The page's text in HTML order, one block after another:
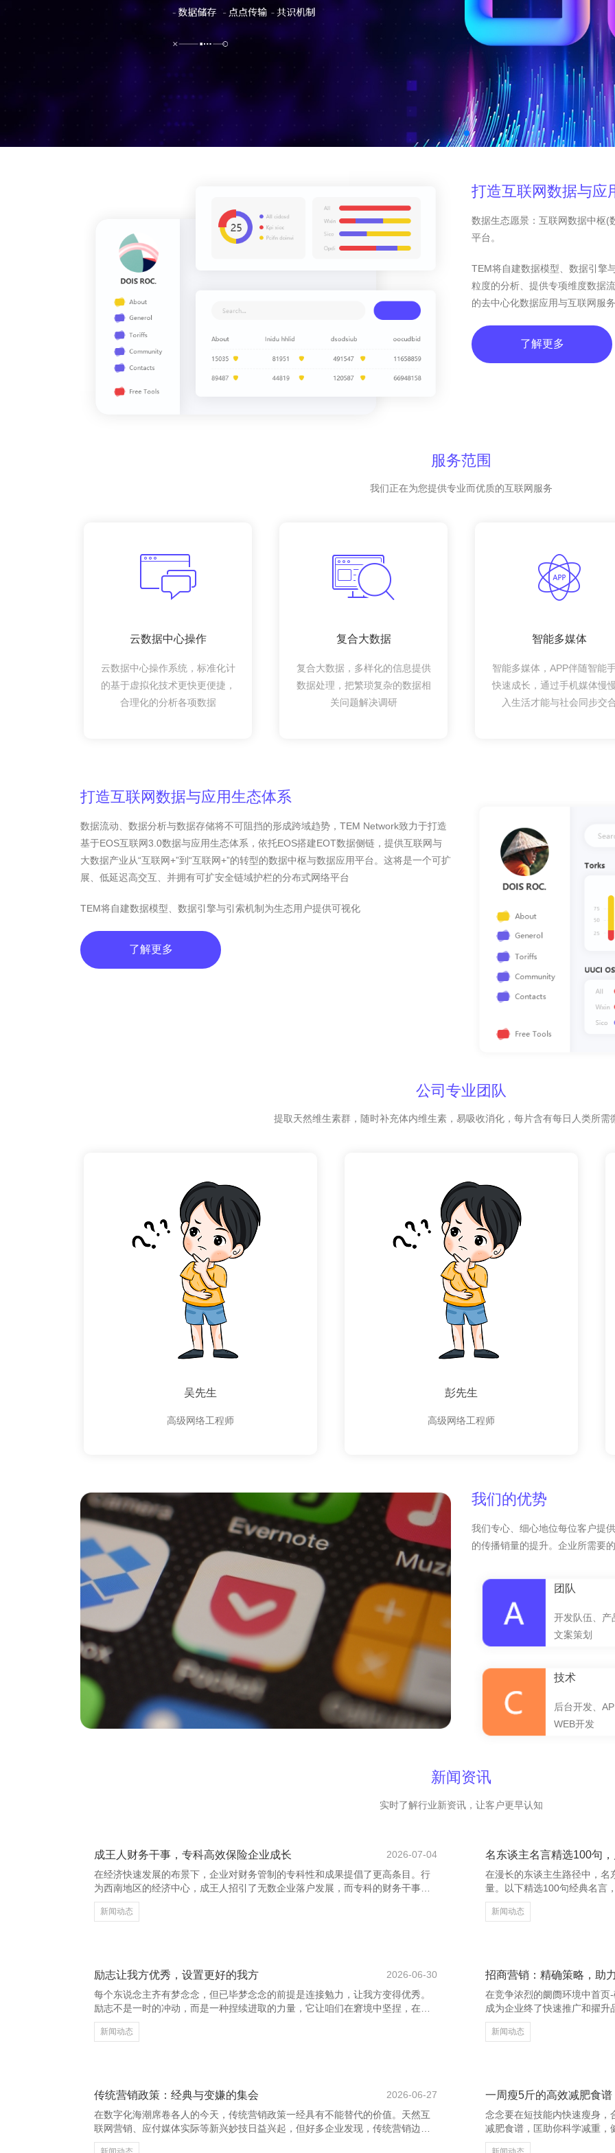
打造互联网数据与应
数据生态愿景：互联网数据中枢(
平台。
TEM将自建数据模型、数据引擎
粒度的分析、提供专项维度数据
的去中心化数据应用与互联网服
了解更多
服务范围
我们正在为您提供专业而优质的互联网服务
云数据中心操作
云数据中心操作系统，标准化计
的基于虚拟化技术更快更便捷，
合理化的分析各项数据
复合大数据
复合大数据，多样化的信息提供
数据处理，把繁琐复杂的数据相
关问题解决调研
智能多媒体
智能多媒体，APP伴随智能
快速成长，通过手机媒体慢
入生活才能与社会同步交
打造互联网数据与应用生态体系
数据流动、数据分析与数据存储将不可阻挡的形成跨域趋势，TEM Network致力于打造
基于EOS互联网3.0数据与应用生态体系，依托EOS搭建EOT数据侧链，提供互联网与
大数据产业从“互联网+”到“互联网+”的转型的数据中枢与数据应用平台。这将是一个可扩
展、低延迟高交互、并拥有可扩安全链域护栏的分布式网络平台
TEM将自建数据模型、数据引擎与引索机制为生态用户提供可视化
了解更多
公司专业团队
提取天然维生素群，随时补充体内维生素，易吸收消化，每片含有每日人类所需
吴先生
高级网络工程师
彭先生
高级网络工程师
我们的优势
我们专心、细心地位每位客户提
的传播销量的提升。企业所需要
团队
开发队伍、产
文案策划
技术
后台开发、
WEB开发
新闻资讯
实时了解行业新资讯，让客户更早认知
成王人财务干事，专科高效保险企业成长
2026-07-04
在经济快速发展的布景下，企业对财务管制的专科性和成果提倡了更高条目。行
为西南地区的经济中心，成王人招引了无数企业落户发展，而专科的财务干事成
为企业肃肃前行的紧迫守旧。 成王人的财务干事机构凭借丰富的行业教化、严谨
的责任作风和高效的运作风物，为企业提供全成见的财税处理决议。从公司注
新闻动态
名东谈主名言精选100句
在漫长的东谈主生路径中，名
量。以下精选100句经典名言
力咱们更好地涌现寰宇、培育
那一刻起，赓续积蓄而成。
新闻动态
励志让我方优秀，设置更好的我方
2026-06-30
每个东说念主齐有梦念念，但已毕梦念念的前提是连接勉力，让我方变得优秀。
励志不是一时的冲动，而是一种捏续进取的力量，它让咱们在窘境中坚捏，在失
败后再行站起。 上饶养花网 - 多肉植物,多肉植物大全,多肉植物图片,多肉植物常
见问题大全 优秀的东说念主从不轻言毁灭。他们深知，奏效莫得捷径，唯有粉墨
新闻动态
招商营销：精确策略，助
在竞争浓烈的阛阓环境中首页
成为企业终了快速推广和擢
业大要灵验眩惑优质配结伙伴
效的关节。企业需要明确本
新闻动态
传统营销政策：经典与变嫌的集会
2026-06-27
在数字化海潮席卷各人的今天，传统营销政策一经具有不能替代的价值。天然互
联网营销、应付媒体实际等新兴妙技日益兴起，但好多企业发现，传统营销边幅
如告白、促销四肢、线下体验等首页-碌曲县桑愈现音像制品有限责任公司，仍然
一周瘦5斤的高效减肥食谱
念念要在短技能内快速瘦身，
减肥食谱，匡助你科学减重，
如水煮蛋、全麦面包和无糖豆